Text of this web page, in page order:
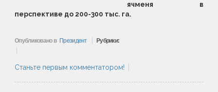
ячменя в
перспективе до 200-300 тыс. га.
Опубликовано в Президент Рубрики:
Станьте первым комментатором!